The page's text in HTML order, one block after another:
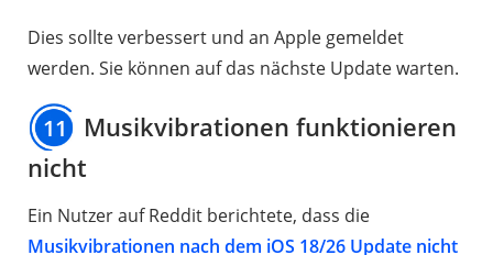
Dies sollte verbessert und an Apple gemeldet
werden. Sie können auf das nächste Update warten.
11
Musikvibrationen funktionieren
nicht
Ein Nutzer auf Reddit berichtete, dass die
Musikvibrationen nach dem iOS 18/26 Update nicht